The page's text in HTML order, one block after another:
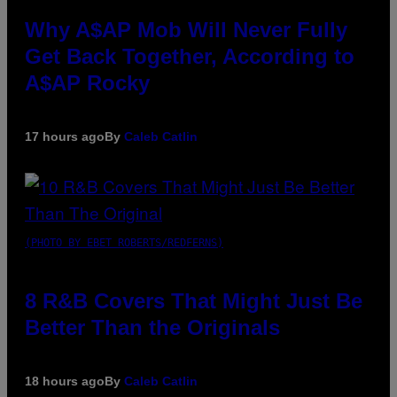
Why A$AP Mob Will Never Fully
Get Back Together, According to
A$AP Rocky
17 hours agoBy Caleb Catlin
(PHOTO BY EBET ROBERTS/REDFERNS)
8 R&B Covers That Might Just Be
Better Than the Originals
18 hours agoBy Caleb Catlin